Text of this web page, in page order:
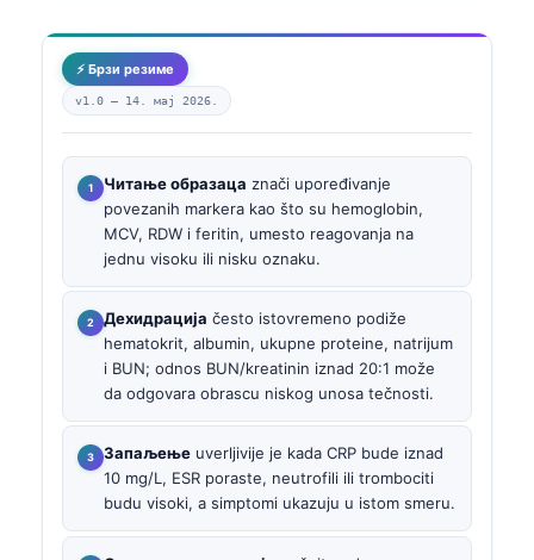
⚡ Брзи резиме
v1.0 — 14. мај 2026.
Читање образаца znači upoređivanje
povezanih markera kao što su hemoglobin,
MCV, RDW i feritin, umesto reagovanja na
jednu visoku ili nisku oznaku.
Дехидрација često istovremeno podiže
hematokrit, albumin, ukupne proteine, natrijum
i BUN; odnos BUN/kreatinin iznad 20:1 može
da odgovara obrascu niskog unosa tečnosti.
Запаљење uverljivije je kada CRP bude iznad
10 mg/L, ESR poraste, neutrofili ili trombociti
budu visoki, a simptomi ukazuju u istom smeru.